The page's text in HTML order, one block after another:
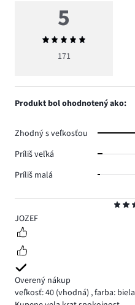
5
JOZEF
Overený nákup
veľkosť: 40 (vhodná) ,farba: biela
5
Priemerné
hodnotenie
171
Produkt bol ohodnotený ako:
Zhodný s veľkosťou
Príliš veľká
Príliš malá